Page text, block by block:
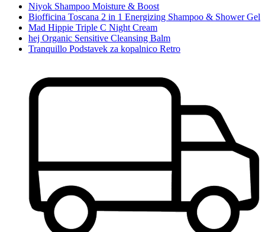
Niyok Shampoo Moisture & Boost
Biofficina Toscana 2 in 1 Energizing Shampoo & Shower Gel
Mad Hippie Triple C Night Cream
hej Organic Sensitive Cleansing Balm
Tranquillo Podstavek za kopalnico Retro